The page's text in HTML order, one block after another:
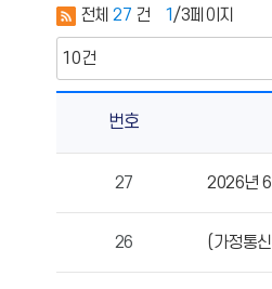
전체 27 건 1/3페이지
실
시
번호
27 2026년 6
26 (가정통